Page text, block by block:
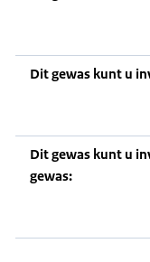
Dit gewas kunt u
Dit gewas kunt u
gewas: